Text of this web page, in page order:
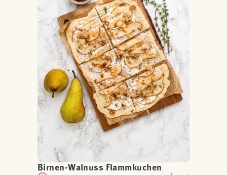
Birnen-Walnuss Flammkuchen